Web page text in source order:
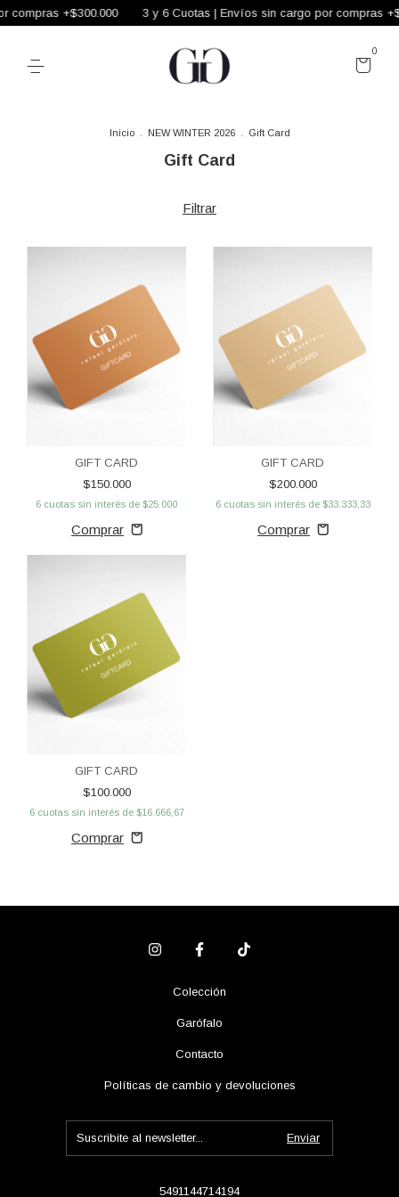
+$300.000 3 y 6 Cuotas | Envíos sin cargo por compras
0
Inicio NEW WINTER 2026 Gift Card
Gift Card
Filtrar
GIFT CARD
$150.000
6 cuotas sin interés de $25.000
GIFT CARD
$200.000
6 cuotas sin interés de $33.333,33
GIFT CARD
$100.000
6 cuotas sin interés de $16.666,67
Colección
Garófalo
Contacto
Políticas de cambio y devoluciones
5491144714194